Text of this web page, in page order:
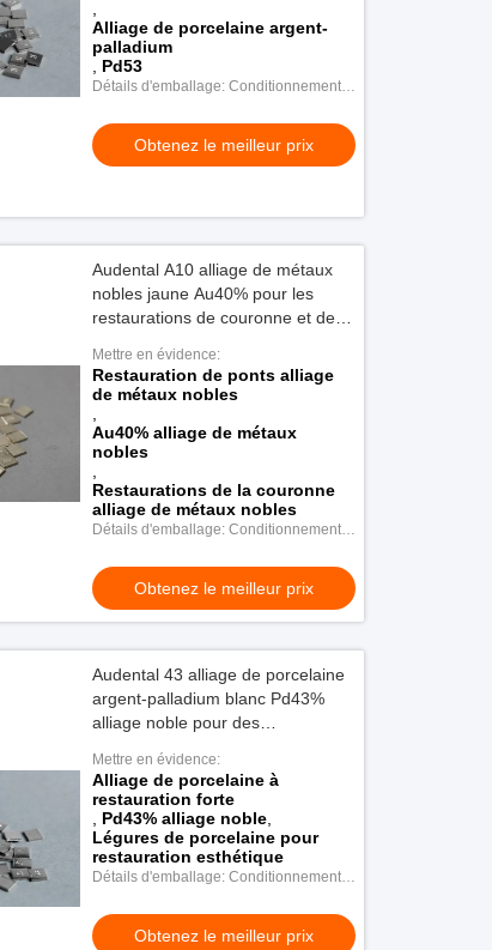
Alliage de porcelaine argent-
palladium
Pd53
Détails d'emballage: Conditionnement
Obtenez le meilleur prix
Audental A10 alliage de métaux
nobles jaune Au40% pour les
restaurations de couronne et de
Mettre en évidence:
Restauration de ponts alliage
de métaux nobles
Au40% alliage de métaux
nobles
Restaurations de la couronne
alliage de métaux nobles
Détails d'emballage: Conditionnement
Obtenez le meilleur prix
Audental 43 alliage de porcelaine
argent-palladium blanc Pd43%
alliage noble pour des
esthétiques
Mettre en évidence:
Alliage de porcelaine à
restauration forte
Pd43% alliage noble
Légures de porcelaine pour
restauration esthétique
Détails d'emballage: Conditionnement
Obtenez le meilleur prix